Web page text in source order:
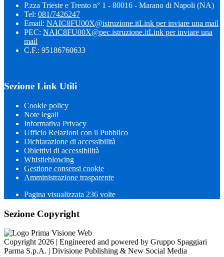
P.zza Trieste e Trento n° 1 - 80016 - Marano di Napoli (NA)
Tel: 081/7426247
Email: NAIC8FU00X@istruzione.itLink per inviare una mail
PEC: NAIC8FU00X@pec.istruzione.itLink per inviare una
mail
C.F.: 95186760633
Sezione Link Utili
Cookie policy
Note legali
Informativa Privacy
Ufficio Relazioni con il Pubblico
Dichiarazione di accessibilità
Obiettivi di accessibilità
Whistleblowing
Gestione consensi cookie
Amministrazione trasparente
Pagina visualizzata 236 volte
Sezione Copyright
Copyright 2026 | Engineered and powered by Gruppo Spaggiari
Parma S.p.A. | Divisione Publishing & New Social Media